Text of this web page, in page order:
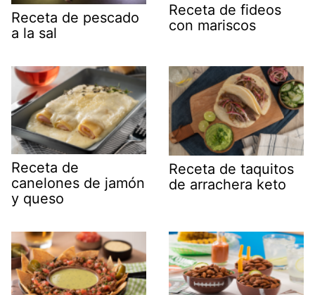
Receta de pescado
a la sal
Receta de fideos
con mariscos
Receta de
canelones de jamón
y queso
Receta de taquitos
de arrachera keto